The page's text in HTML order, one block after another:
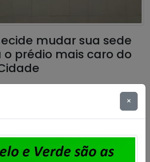
mudar sua sede
o prédio mais caro do
da Dataprev de abandonar
e empregadas a angústia
×